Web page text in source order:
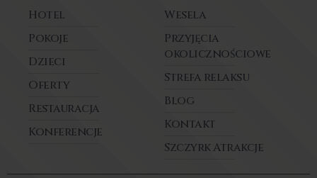
Hotel
Pokoje
Dzieci
Oferty
Restauracja
Konferencje
Wesela
Przyjęcia
okolicznościowe
Strefa relaksu
Blog
Kontakt
Szczyrk Atrakcje